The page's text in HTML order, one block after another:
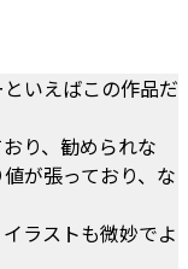
いえばこの作品だ
り、勧められな
が張っており、な
ラストも微妙でよ